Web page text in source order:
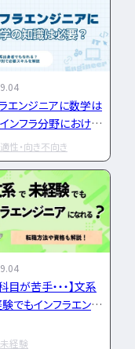
ITエンジニア
エンジニア
開発エンジニア
インフラエンジニア
システムエンジニア
プログラマー
インフラエンジニア
ネットワークエンジニア
サーバーエンジニア
データベースエンジニア
セキュリティエンジニア
クラウドエンジニア
開発エンジニア職種
JCSQE
CCST
AI
Python
Java
GCP
LinuC
るブラック企業
気順
エンジニアに数学は
ンフラ分野における
位性
適性・向き不向き
目が苦手・・・】文系
でもインフラエンジ
格を解説
未経験